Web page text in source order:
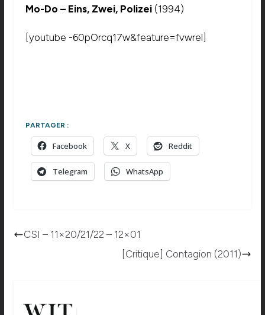
Mo-Do – Eins, Zwei, Polizei(1994)
[youtube -60pOrcq17w&feature=fvwrel]
PARTAGER :
Facebook X Reddit
Telegram WhatsApp
CSI – 11×20/21/22 – 12×01
[Critique] Contagion (2011)